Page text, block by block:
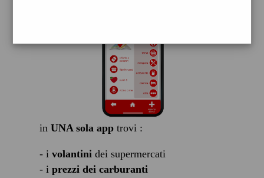
in UNA sola apptrovi :
- i volantinidei supermercati
- i prezzi dei carburanti